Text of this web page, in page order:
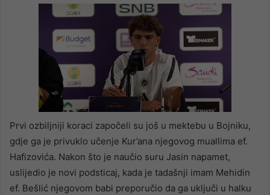
Prvi ozbiljniji koraci započeli su još u mektebu u Bojniku,
gdje ga je privuklo učenje Kur’ana njegovog muallima ef.
Hafizovića. Nakon što je naučio suru Jasin napamet,
uslijedio je novi podsticaj, kada je tadašnji imam Mehidin
ef. Bešlić njegovom babi preporučio da ga uključi u halku